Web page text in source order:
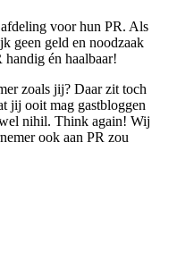
voor hun PR. Als
geen geld en noodzaak
én haalbaar!
zoals jij? Daar zit toch
jij ooit mag gastbloggen
nihil. Think again! Wij
ook aan PR zou